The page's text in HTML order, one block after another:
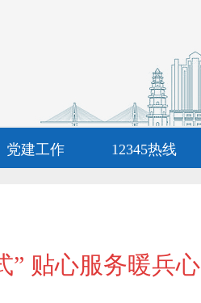
党建工作 12345热线
” 贴心服务暖兵心